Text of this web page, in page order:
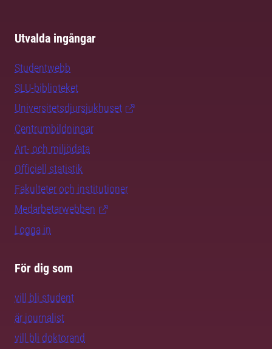
Utvalda ingångar
Studentwebb
SLU-biblioteket
Universitetsdjursjukhuset
Centrumbildningar
Art- och miljödata
Officiell statistik
Fakulteter och institutioner
Medarbetarwebben
Logga in
För dig som
vill bli student
är journalist
vill bli doktorand